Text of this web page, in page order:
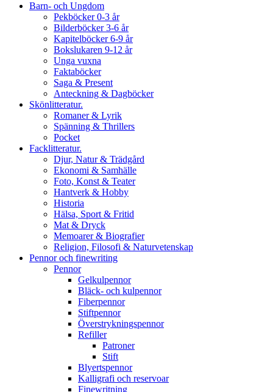
Barn- och Ungdom
Pekböcker 0-3 år
Bilderböcker 3-6 år
Kapitelböcker 6-9 år
Bokslukaren 9-12 år
Unga vuxna
Faktaböcker
Saga & Present
Anteckning & Dagböcker
Skönlitteratur.
Romaner & Lyrik
Spänning & Thrillers
Pocket
Facklitteratur.
Djur, Natur & Trädgård
Ekonomi & Samhälle
Foto, Konst & Teater
Hantverk & Hobby
Historia
Hälsa, Sport & Fritid
Mat & Dryck
Memoarer & Biografier
Religion, Filosofi & Naturvetenskap
Pennor och finewriting
Pennor
Gelkulpennor
Bläck- och kulpennor
Fiberpennor
Stiftpennor
Överstrykningspennor
Refiller
Patroner
Stift
Blyertspennor
Kalligrafi och reservoar
Finewritning